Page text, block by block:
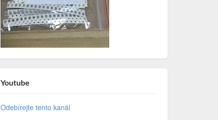
Youtube
Odebírejte tento kanál